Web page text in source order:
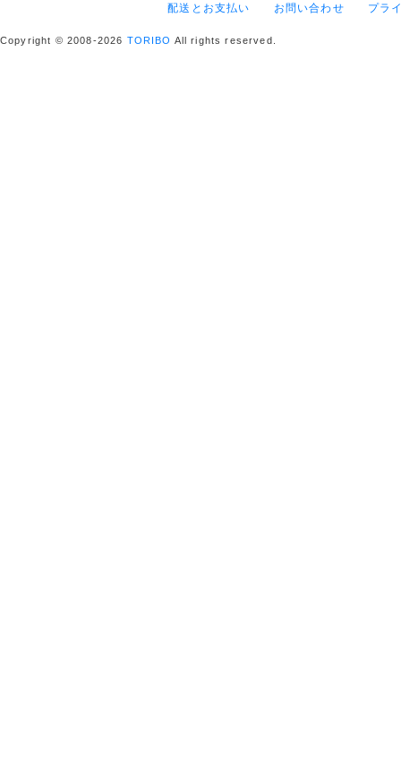
配送とお支払い お問い合わせ プラ
Copyright © 2008-2026 TORIBO All rights reserved.